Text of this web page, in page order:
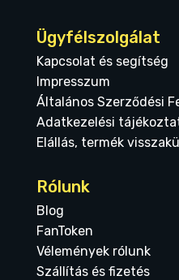
Ügyfélszolgálat
Kapcsolat és segítség
Impresszum
Általános Szerződési
Adatkezelési
Elállás, termék
Rólunk
Blog
FanToken
Vélemények rólunk
Szállítás és fizetés